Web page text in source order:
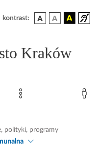
kontrast:
Kraków
polityki, programy